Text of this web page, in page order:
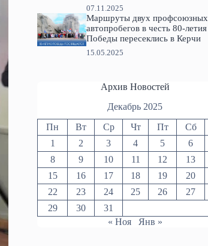
07.11.2025
Маршруты двух профсоюзных
автопробегов в честь 80-летия
Победы пересеклись в Керчи
15.05.2025
Архив Новостей
Декабрь 2025
Пн Вт Ср Чт Пт Сб
1
2 3 4 5 6
8
9 10 11 12 13
15
16 17 18 19 20
22
23 24 25 26 27
29
30
31
« Ноя
Янв »